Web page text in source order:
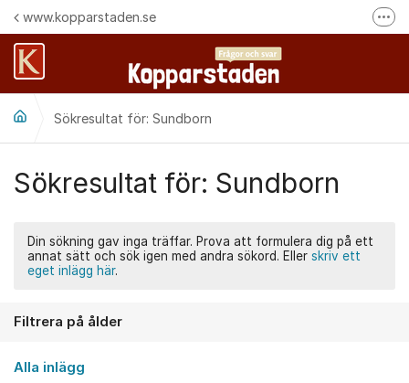
Hoppa till innehåll
www.kopparstaden.se
Häng med oss på Facebook
Felanmälan
Sökresultat för: Sundborn
Sökresultat för: Sundborn
Din sökning gav inga träffar. Prova att formulera dig på ett
annat sätt och sök igen med andra sökord. Eller skriv ett
eget inlägg här.
Filtrera på ålder
Alla inlägg